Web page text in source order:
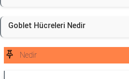
Goblet Hücreleri Nedir
Nedir